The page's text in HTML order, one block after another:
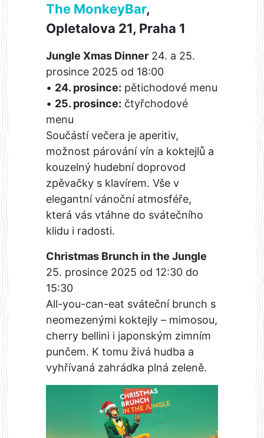
The MonkeyBar,
Opletalova 21, Praha 1
Jungle Xmas Dinner 24. a 25.
prosince 2025 od 18:00
• 24. prosince: pětichodové menu
• 25. prosince: čtyřchodové
menu
Součástí večera je aperitiv,
možnost párování vín a koktejlů a
kouzelný hudební doprovod
zpěvačky s klavírem. Vše v
elegantní vánoční atmosféře,
která vás vtáhne do svátečního
klidu i radosti.
Christmas Brunch in the Jungle
25. prosince 2025 od 12:30 do
15:30
All-you-can-eat sváteční brunch s
neomezenými koktejly – mimosou,
cherry bellini i japonským zimním
punčem. K tomu živá hudba a
vyhřívaná zahrádka plná zeleně.